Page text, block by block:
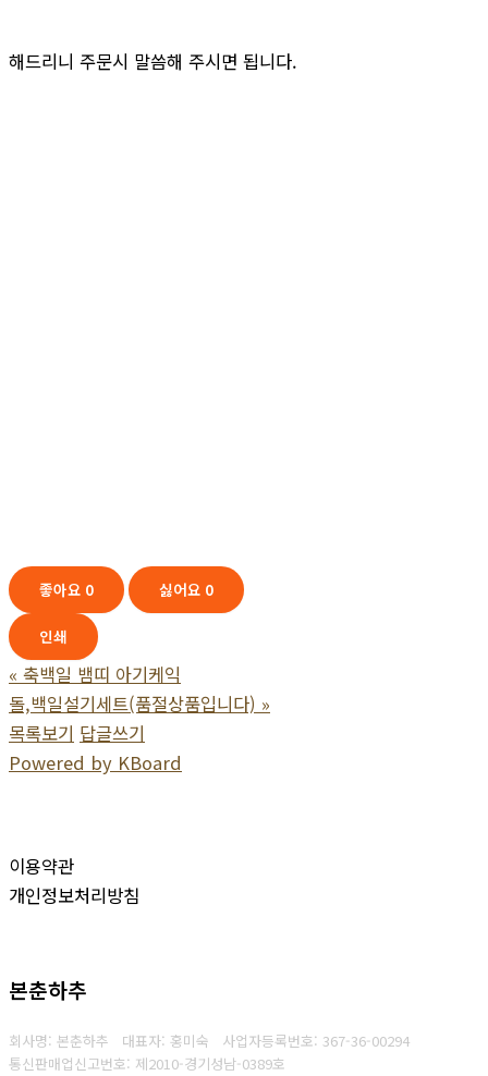
해드리니 주문시 말씀해 주시면 됩니다.
좋아요 0 싫어요 0
인쇄
« 축백일 뱀띠 아기케익
돌,백일설기세트(품절상품입니다) »
목록보기 답글쓰기
Powered by KBoard
이용약관
개인정보처리방침
본춘하추
회사명: 본춘하추 대표자: 홍미숙 사업자등록번호: 367-36-00294
통신판매업신고번호: 제2010-경기성남-0389호